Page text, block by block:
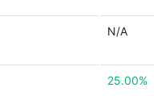
N/A
25.00%